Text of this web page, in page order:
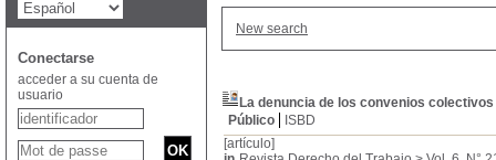
New search
La denuncia de los convenios
Público
ISBD
[artículo]
Conectarse
acceder a su cuenta de
usuario